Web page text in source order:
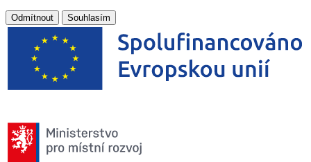
Odmítnout Souhlasím